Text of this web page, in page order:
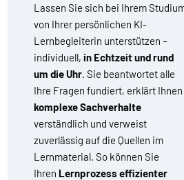
Lassen Sie sich bei Ihrem
von Ihrer persönlichen KI-
Lernbegleiterin unterstützen –
individuell, in Echtzeit und rund
um die Uhr. Sie beantwortet alle
Ihre Fragen fundiert, erklärt Ihnen
komplexe Sachverhalte
verständlich und verweist
zuverlässig auf die Quellen im
Lernmaterial. So können Sie
Ihren Lernprozess effizienter